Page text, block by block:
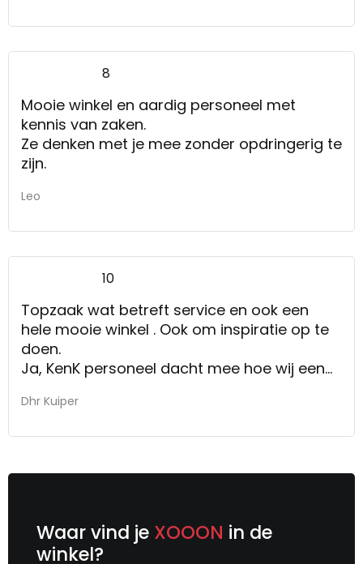
8
Mooie winkel en aardig personeel met
kennis van zaken.
Ze denken met je mee zonder opdringerig te
zijn.
Leo
10
Topzaak wat betreft service en ook een
hele mooie winkel . Ook om inspiratie op te
doen.
Ja, KenK personeel dacht mee hoe wij een
gezien in de winkel op ons thuisadres in
Dhr Kuiper
Waar vind je XOOON in de
winkel?